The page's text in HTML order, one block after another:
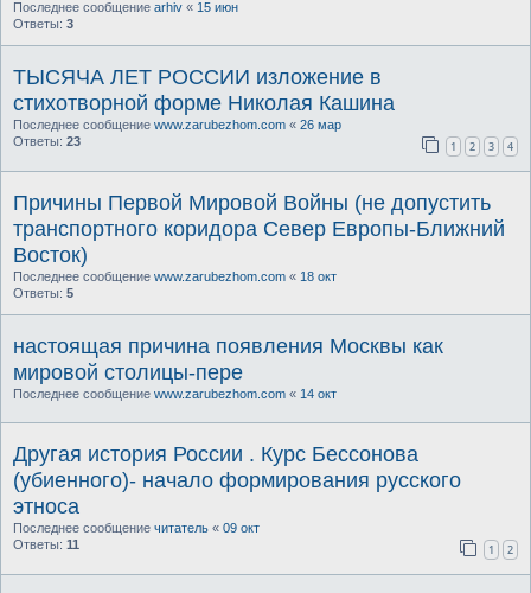
Последнее сообщение arhiv « 15 июн
Ответы: 3
ТЫСЯЧА ЛЕТ РОССИИ изложение в
стихотворной форме Николая Кашина
Последнее сообщение www.zarubezhom.com « 26 мар
Ответы: 23 1 2 3 4
Причины Первой Мировой Войны (не допустить
транспортного коридора Север Европы-Ближний
Восток)
Последнее сообщение www.zarubezhom.com « 18 окт
Ответы: 5
настоящая причина появления Москвы как
мировой столицы-пере
Последнее сообщение www.zarubezhom.com « 14 окт
Другая история России . Курс Бессонова
(убиенного)- начало формирования русского
этноса
Последнее сообщение читатель « 09 окт
Ответы: 11 1 2